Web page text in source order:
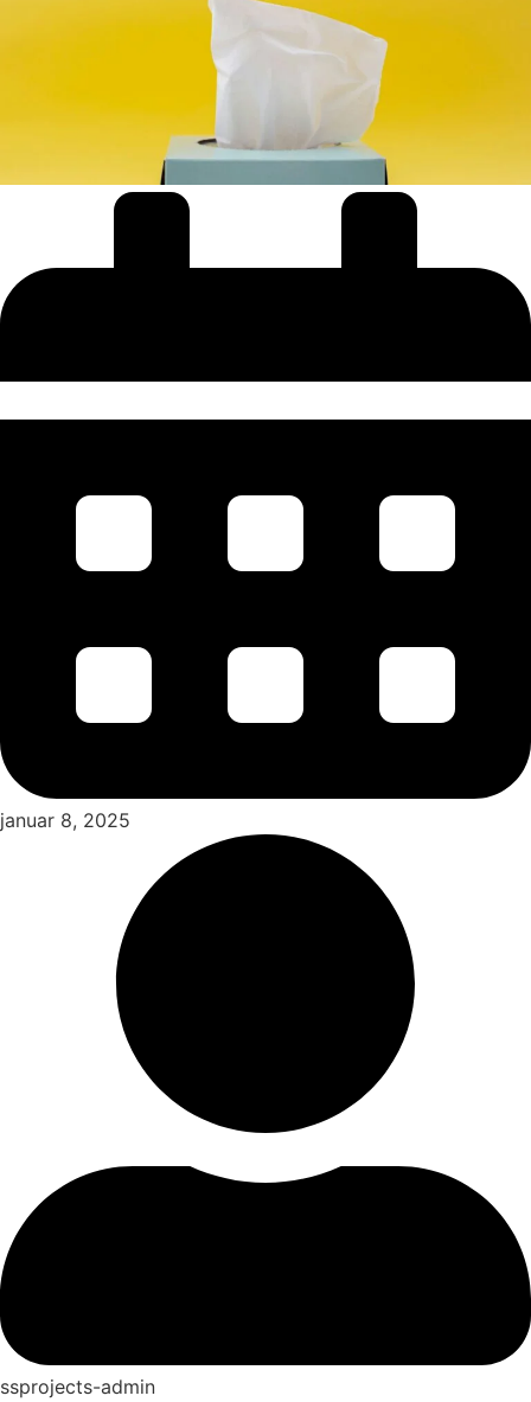
januar 8, 2025
ssprojects-admin